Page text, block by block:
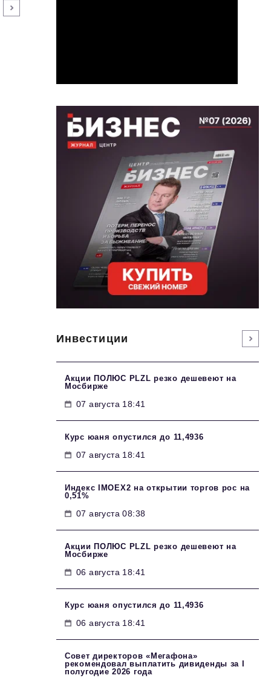
Инвестиции
Акции ПОЛЮС PLZL резко дешевеют на
Мосбирже
07 августа 18:41
Курс юаня опустился до 11,4936
07 августа 18:41
Индекс IMOEX2 на открытии торгов рос на
0,51%
07 августа 08:38
Акции ПОЛЮС PLZL резко дешевеют на
Мосбирже
06 августа 18:41
Курс юаня опустился до 11,4936
06 августа 18:41
Совет директоров «Мегафона»
рекомендовал выплатить дивиденды за I
полугодие 2026 года